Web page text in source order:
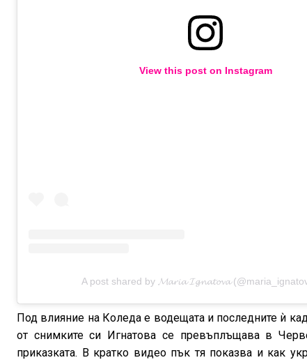
View this post on Instagram
A post shared by 𝓜𝓪𝓻𝓲𝓪 𝓘𝓰𝓷𝓪𝓽𝓸𝓿𝓪
Под влияние на Коледа е водещата и последните ѝ
от снимките си Игнатова се превъплъщава в
приказката. В кратко видео пък тя показва и как